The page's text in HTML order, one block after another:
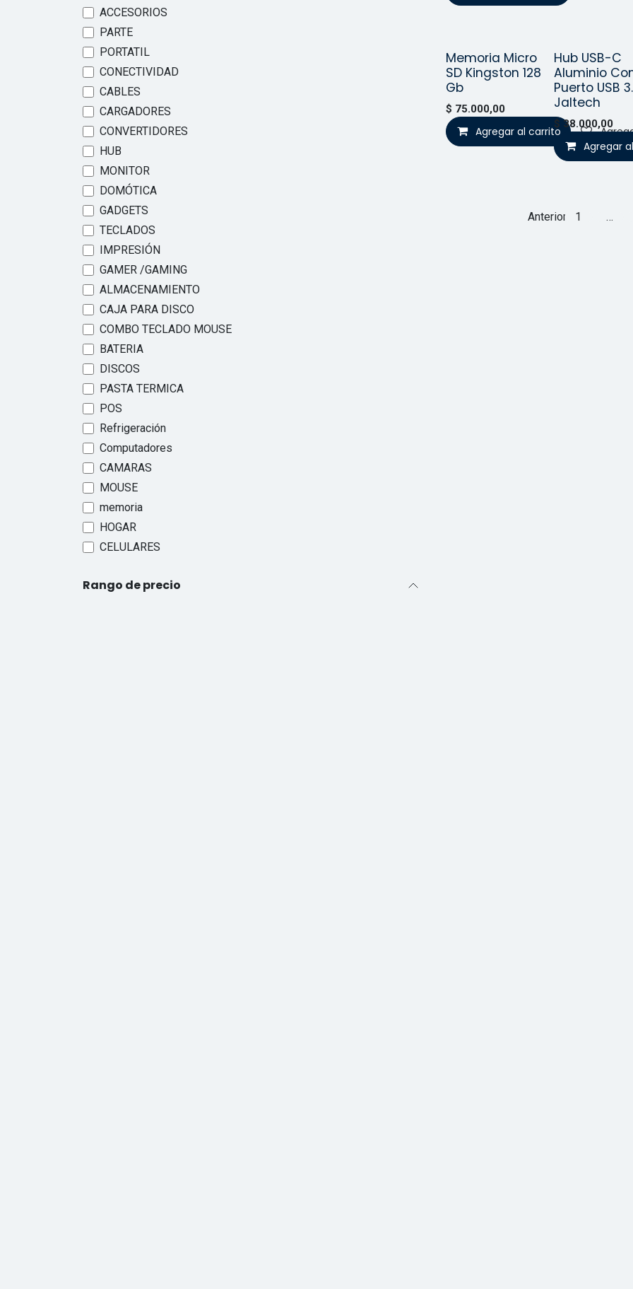
ACCESORIOS
PARTE
PORTATIL
CONECTIVIDAD
CABLES
CARGADORES
CONVERTIDORES
HUB
MONITOR
DOMÓTICA
GADGETS
TECLADOS
IMPRESIÓN
GAMER /GAMING
ALMACENAMIENTO
CAJA PARA DISCO
COMBO TECLADO MOUSE
BATERIA
DISCOS
PASTA TERMICA
POS
Refrigeración
Computadores
CAMARAS
MOUSE
memoria
HOGAR
CELULARES
Rango de precio
Vendido
Memoria Micro
SD Kingston 128
Gb
$ 75.000,00
Agregar al carrito
Hub USB-C
Aluminio
Puerto USB
Jaltech
$ 38.000,00
Agregar
Anterior 1 …